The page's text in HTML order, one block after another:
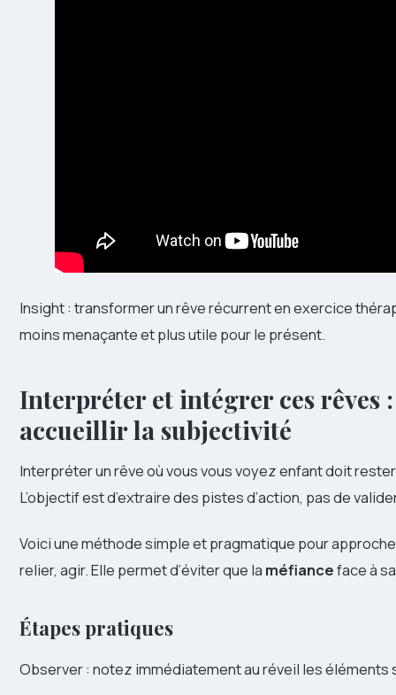
Insight : transformer un rêve récurrent en exercice
moins menaçante et plus utile pour le présent.
Interpréter et intégrer ces rêves
accueillir la subjectivité
Interpréter un rêve où vous vous voyez enfant doit
L’objectif est d’extraire des pistes d’action, pas de
Voici une méthode simple et pragmatique pour
relier, agir. Elle permet d’éviter que la méfianceface à
Étapes pratiques
Observer : notez immédiatement au réveil les éléments